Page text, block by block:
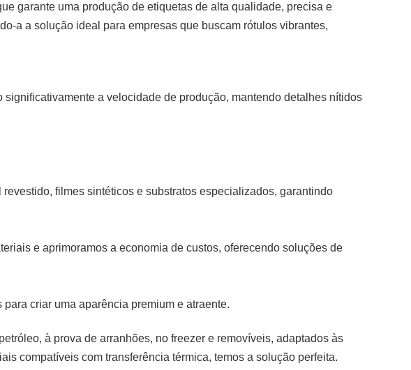
garante uma produção de etiquetas de alta qualidade, precisa e
a a solução ideal para empresas que buscam rótulos vibrantes,
a velocidade de produção, mantendo detalhes nítidos
filmes sintéticos e substratos especializados, garantindo
e aprimoramos a economia de custos, oferecendo soluções de
criar uma aparência premium e atraente.
à prova de arranhões, no freezer e removíveis, adaptados às
compatíveis com transferência térmica, temos a solução perfeita.